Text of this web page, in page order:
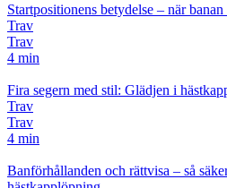
Startpositionens betydelse – när
Trav
Trav
4 min
Fira segern med stil: Glädjen i
Trav
Trav
4 min
Banförhållanden och rättvisa – så